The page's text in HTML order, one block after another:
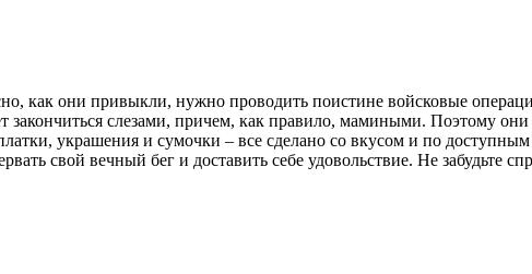
как они привыкли, нужно проводить поистине войсковые
слезами, причем, как правило, мамиными. Поэтому они
украшения и сумочки – все сделано со вкусом и по
свой вечный бег и доставить себе удовольствие. Не забудьте